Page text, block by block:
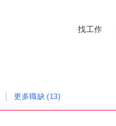
找工作
更多職缺 (13)